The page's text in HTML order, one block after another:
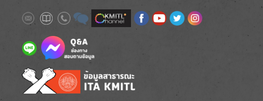
ImageImageImageImage Image ImageImageImageImage
Image Image
Image